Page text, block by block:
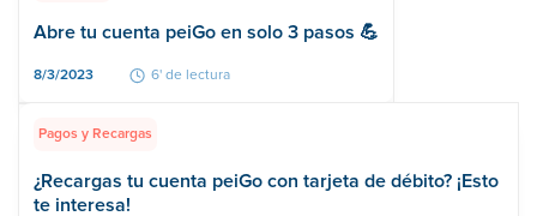
Abre tu cuenta peiGo en solo 3 pasos 💪
8/3/2023 6' de lectura
Pagos y Recargas
¿Recargas tu cuenta peiGo con tarjeta de débito? ¡Esto
te interesa!